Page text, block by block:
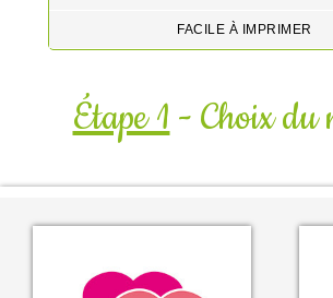
FACILE À IMPRIMER
Étape 1- Choix du